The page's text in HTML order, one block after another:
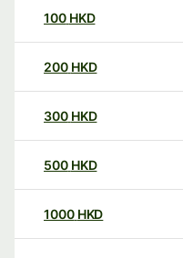
100 HKD
200 HKD
300 HKD
500 HKD
1000 HKD